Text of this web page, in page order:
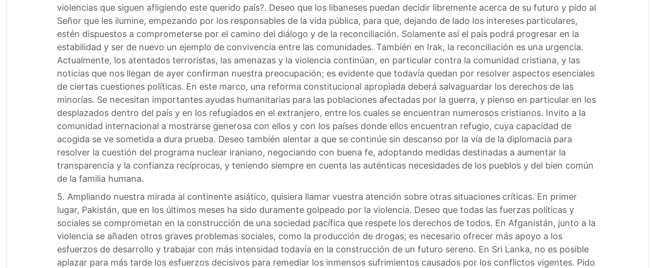
violencias que siguen afligiendo este querido país?. Deseo que los libaneses puedan decidir libremente acerca de su futuro y pido al
Señor que les ilumine, empezando por los responsables de la vida pública, para que, dejando de lado los intereses particulares,
estén dispuestos a comprometerse por el camino del diálogo y de la reconciliación. Solamente así el país podrá progresar en la
estabilidad y ser de nuevo un ejemplo de convivencia entre las comunidades. También en Irak, la reconciliación es una urgencia.
Actualmente, los atentados terroristas, las amenazas y la violencia continúan, en particular contra la comunidad cristiana, y las
noticias que nos llegan de ayer confirman nuestra preocupación; es evidente que todavía quedan por resolver aspectos esenciales
de ciertas cuestiones políticas. En este marco, una reforma constitucional apropiada deberá salvaguardar los derechos de las
minorías. Se necesitan importantes ayudas humanitarias para las poblaciones afectadas por la guerra, y pienso en particular en los
desplazados dentro del país y en los refugiados en el extranjero, entre los cuales se encuentran numerosos cristianos. Invito a la
comunidad internacional a mostrarse generosa con ellos y con los países donde ellos encuentran refugio, cuya capacidad de
acogida se ve sometida a dura prueba. Deseo también alentar a que se continúe sin descanso por la vía de la diplomacia para
resolver la cuestión del programa nuclear iraniano, negociando con buena fe, adoptando medidas destinadas a aumentar la
transparencia y la confianza recíprocas, y teniendo siempre en cuenta las auténticas necesidades de los pueblos y del bien común
de la familia humana.
5. Ampliando nuestra mirada al continente asiático, quisiera llamar vuestra atención sobre otras situaciones críticas. En primer
lugar, Pakistán, que en los últimos meses ha sido duramente golpeado por la violencia. Deseo que todas las fuerzas políticas y
sociales se comprometan en la construcción de una sociedad pacífica que respete los derechos de todos. En Afganistán, junto a la
violencia se añaden otros graves problemas sociales, como la producción de drogas; es necesario ofrecer más apoyo a los
esfuerzos de desarrollo y trabajar con más intensidad todavía en la construcción de un futuro sereno. En Sri Lanka, no es posible
aplazar para más tarde los esfuerzos decisivos para remediar los inmensos sufrimientos causados por los conflictos vigentes. Pido